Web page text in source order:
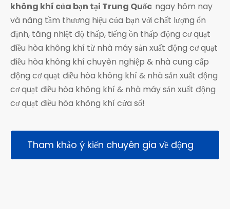
không khí của bạn tại Trung Quốc ngay hôm nay
và nâng tầm thương hiệu của bạn với chất lượng ổn
định, tăng nhiệt độ thấp, tiếng ồn thấp động cơ quạt
điều hòa không khí từ nhà máy sản xuất động cơ quạt
điều hòa không khí chuyên nghiệp & nhà cung cấp
động cơ quạt điều hòa không khí & nhà sản xuất động
cơ quạt điều hòa không khí & nhà máy sản xuất động
cơ quạt điều hòa không khí cửa sổ!
Tham khảo ý kiến ​​chuyên gia về động